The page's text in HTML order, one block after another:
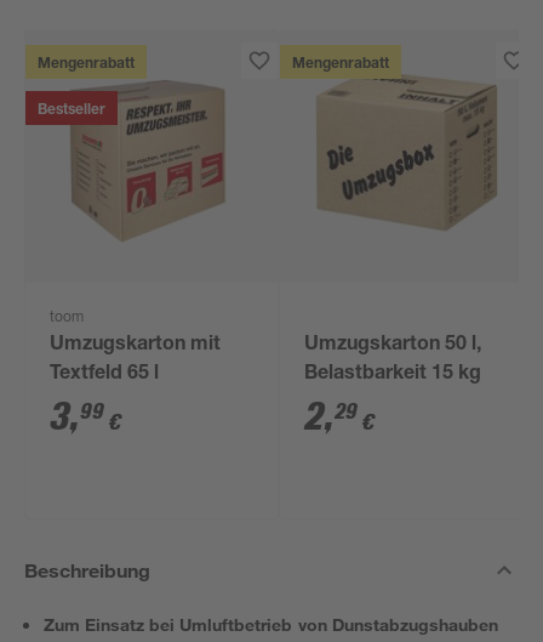
Mengenrabatt
Bestseller
toom
Umzugskarton mit
Textfeld 65 l
3,99 €
Mengenrabatt
Umzugskarton 50 l,
Belastbarkeit 15 kg
2,29 €
Beschreibung
Zum Einsatz bei Umluftbetrieb von Dunstabzugshauben